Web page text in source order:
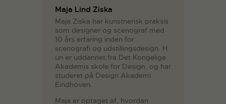
Maja Lind Ziska
Maja Ziska har kunstnerisk praksis
som designer og scenograf med
10 års erfaring inden for
scenografi og udstillingsdesign. H
un er uddannet fra Det Kongelige
Akademis skole for Design, og har
studeret på Design Akademi
Eindhoven.
Maja er optaget af, hvordan